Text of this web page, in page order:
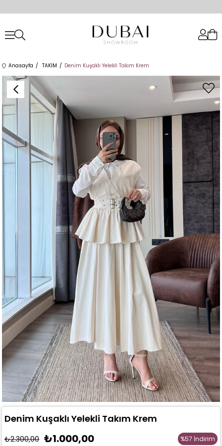
Anasayfa TAKIM Denim Kuşaklı Yelekli Takım Krem
Denim Kuşaklı Yelekli Takım Krem
₺2.300,00 ₺1.000,00 %57 İndirim